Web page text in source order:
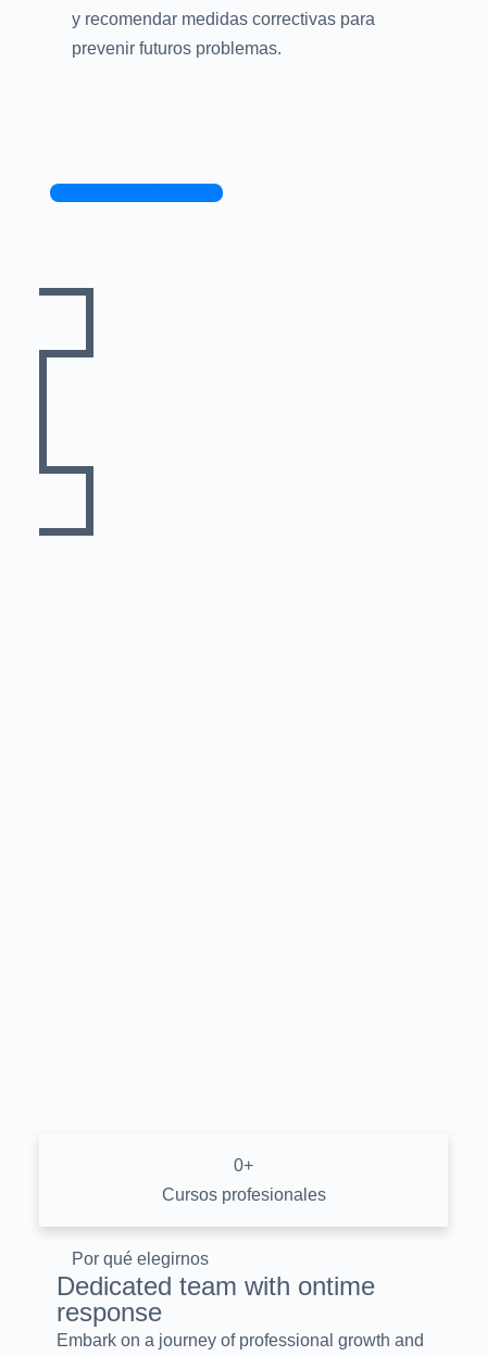
y recomendar medidas correctivas para
prevenir futuros problemas.
Contacta con nosotros
0+
Cursos profesionales
Por qué elegirnos
Dedicated team with ontime
response
Embark on a journey of professional growth and